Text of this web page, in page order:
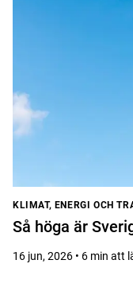
KLIMAT, ENERGI OCH
Så höga är
16 jun, 2026 • 6 min att